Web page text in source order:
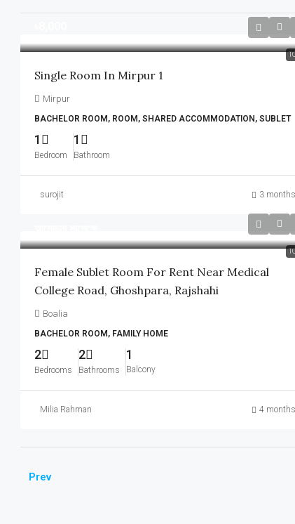
Single Room In Mirpur 1
Mirpur
BACHELOR ROOM, ROOM, SHARED ACCOMMODATION, SUBLET
1
Bedroom
1
Bathroom
surojit 3
Female Sublet Room For Rent Near Medical
College Road, Ghoshpara, Rajshahi
Boalia
BACHELOR ROOM, FAMILY HOME
2
Bedrooms
2
Bathrooms
1
Balcony
Milia Rahman 4
Prev